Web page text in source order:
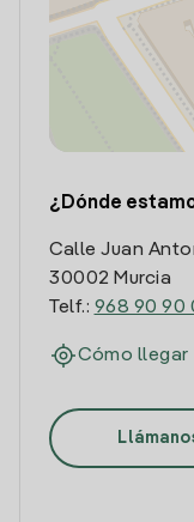
¿Dónde
Calle Juan
30002 Murcia
Telf.: 968 90 90
Cómo llegar